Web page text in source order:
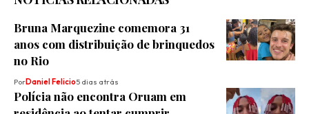
Bruna Marquezine comemora 31
anos com distribuição de brinquedos
no Rio
PorDaniel Felicio5 dias atrás
Polícia não encontra Oruam em